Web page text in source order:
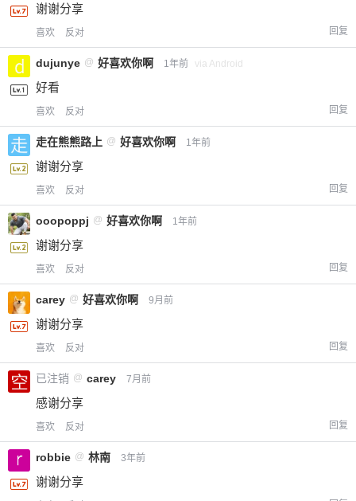
谢谢分享
喜欢 反对 回复
dujunye @ 好喜欢你啊 1年前 via Android
好看
喜欢 反对 回复
走在熊熊路上 @ 好喜欢你啊 1年前
谢谢分享
喜欢 反对 回复
ooopoppj @ 好喜欢你啊 1年前
谢谢分享
喜欢 反对 回复
carey @ 好喜欢你啊 9月前
谢谢分享
喜欢 反对 回复
已注销 @ carey 7月前
感谢分享
喜欢 反对 回复
robbie @ 林南 3年前
谢谢分享